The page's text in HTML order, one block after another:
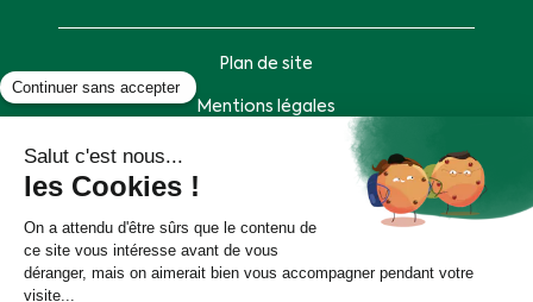
Plan de site
Mentions légales
Politique de données personnelles
Accessibilité : partiellement conforme